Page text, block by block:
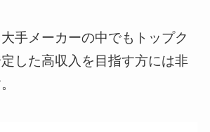
手メーカーの中でもトップク
した高収入を目指す方には非